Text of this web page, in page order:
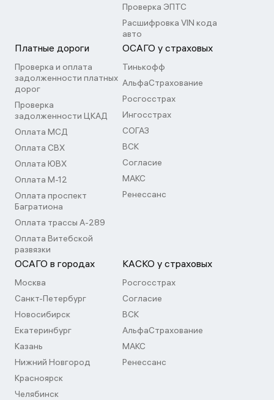
Проверка ЭПТС
Расшифровка VIN кода
авто
Платные дороги
Проверка и оплата
задолженности платных
дорог
Проверка
задолженности ЦКАД
Оплата МСД
Оплата СВХ
Оплата ЮВХ
Оплата М-12
Оплата проспект
Багратиона
Оплата трассы А-289
Оплата Витебской
развязки
ОСАГО у страховых
Тинькофф
АльфаСтрахование
Росгосстрах
Ингосстрах
СОГАЗ
ВСК
Согласие
МАКС
Ренессанс
ОСАГО в городах
Москва
Санкт-Петербург
Новосибирск
Екатеринбург
Казань
Нижний Новгород
Красноярск
Челябинск
КАСКО у страховых
Росгосстрах
Согласие
ВСК
АльфаСтрахование
МАКС
Ренессанс